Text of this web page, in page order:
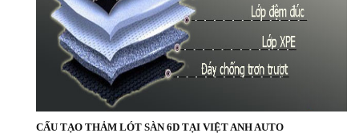
CẤU TẠO THẢM LÓT SÀN 6D TẠI VIỆT ANH AUTO